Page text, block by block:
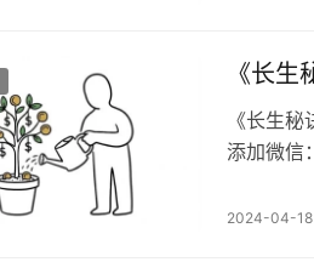
《长生‮诀秘‬‎》已更新 本套电子书已更新，加入99元读书群，一起共读好书
添加微信：
的有长生不老‮吗药‬‎？‮案答‬‎是否定的，生老病死是自
2024-04-18